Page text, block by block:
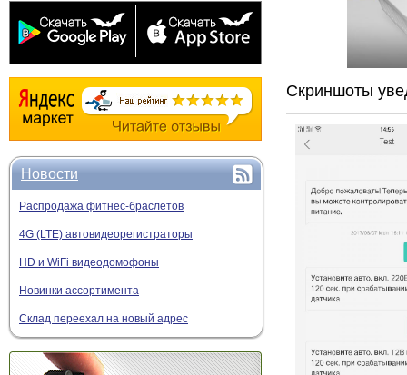
Новости
Распродажа фитнес-браслетов
4G (LTE) автовидеорегистраторы
HD и WiFi видеодомофоны
Новинки ассортимента
Склад переехал на новый адрес
Скриншоты